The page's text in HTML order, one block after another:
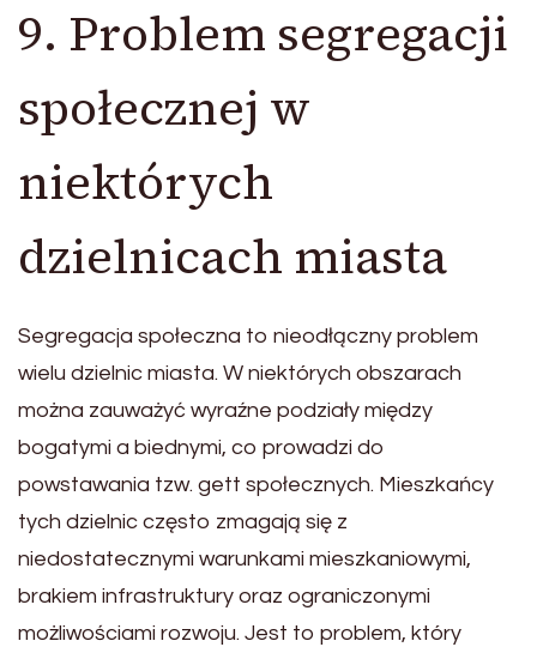
9. Problem segregacji
społecznej w
niektórych
dzielnicach miasta
Segregacja społeczna to nieodłączny problem
wielu dzielnic miasta. W niektórych obszarach
można zauważyć wyraźne podziały między
bogatymi a biednymi, co prowadzi do
powstawania tzw. gett społecznych. Mieszkańcy
tych dzielnic często zmagają się z
niedostatecznymi warunkami mieszkaniowymi,
brakiem infrastruktury oraz ograniczonymi
możliwościami rozwoju. Jest to problem, który